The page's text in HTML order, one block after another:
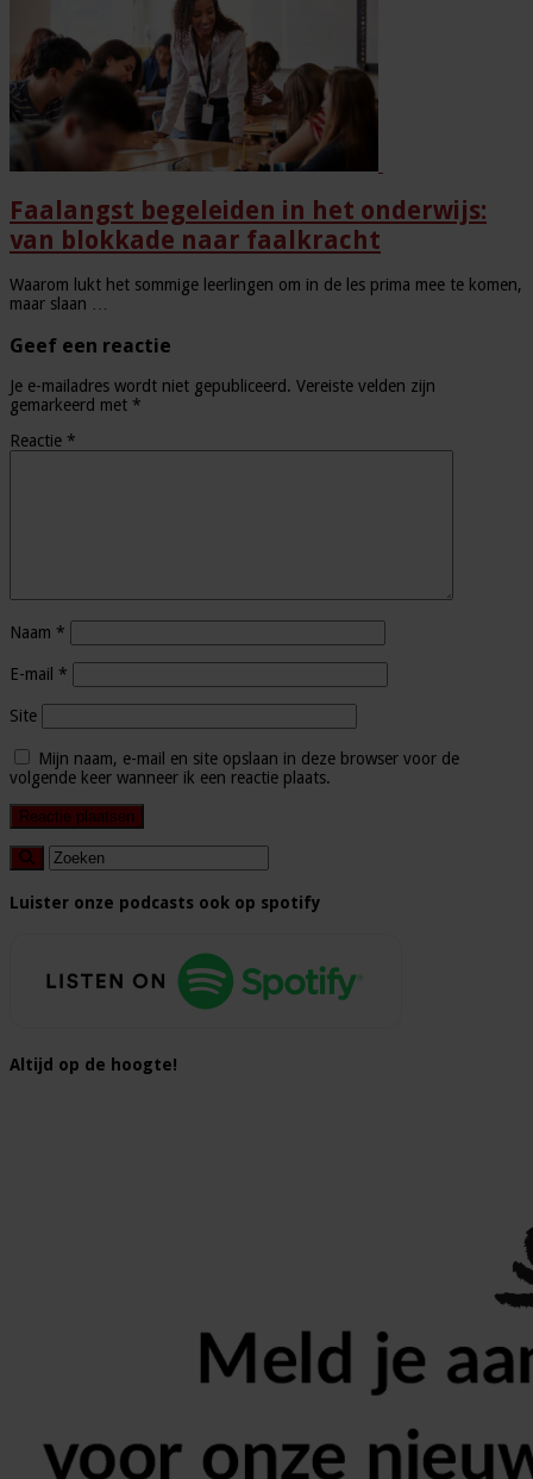
Faalangst begeleiden in het onderwijs:
van blokkade naar faalkracht
Waarom lukt het sommige leerlingen om in de les prima mee te komen,
maar slaan …
Geef een reactie
Je e-mailadres wordt niet gepubliceerd. Vereiste velden zijn
gemarkeerd met *
Reactie *
Naam *
E-mail *
Site
Mijn naam, e-mail en site opslaan in deze browser voor de
volgende keer wanneer ik een reactie plaats.
Luister onze podcasts ook op spotify
Altijd op de hoogte!